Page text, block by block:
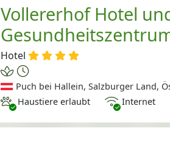
Vollererhof Hotel
Hotel
Puch bei Hallein, Salzburger Land,
Haustiere erlaubt
Haustiere erlaubt InternetInternet